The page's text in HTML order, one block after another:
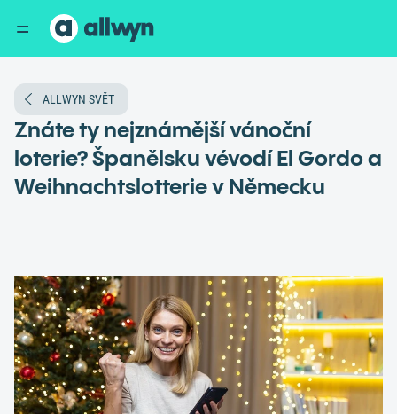
ALLWYN SVĚT
Znáte ty nejznámější vánoční
loterie? Španělsku vévodí El Gordo a
Weihnachtslotterie v Německu